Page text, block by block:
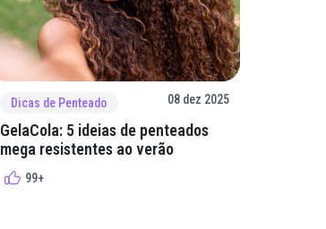
Dicas de Penteado 08 dez 2025
GelaCola: 5 ideias de penteados
mega resistentes ao verão
99+